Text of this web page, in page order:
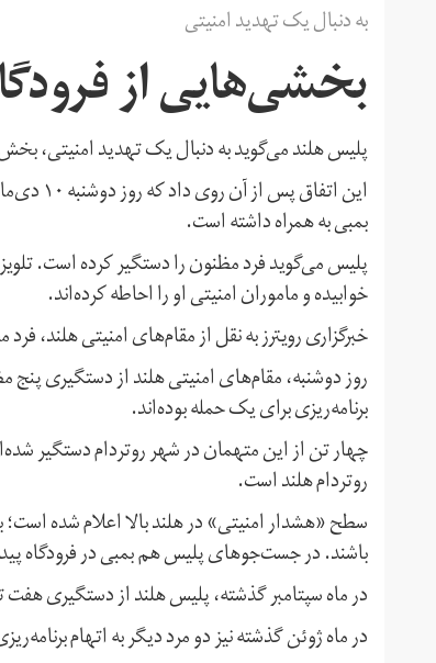
به دنبال یک تهدید امنیتی
بخشی‌هایی از
پلیس هلند می‌گوید به دنبال یک تهدید امنیتی،
این
بمبی به همراه داشته است.
خوابیده و ماموران امنیتی او را احاطه کرده‌اند.
خبرگزاری رویترز به نقل از مقام‌های امنیتی هلند، فرد مظنون را یک مرد ۵۱
روز دوشنبه، مقام‌های امنیتی هلند از دستگیری
برنامه‌ریزی برای یک حمله بوده‌اند.
روتردام هلند است.
سطح «هشدار امنیتی» در هلند بالا اعلام شده
باشند. در جست‌جوهای پلیس هم بمبی در فرودگاه
در ماه سپتامبر گذشته، پلیس هلند از دستگیری
در ماه ژوئن گذشته نیز دو مرد دیگر به اتهام